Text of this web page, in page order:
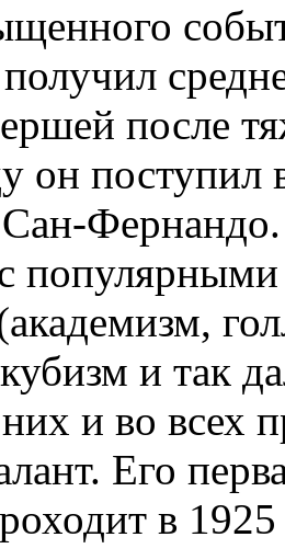
после
он
популярными
и так
и во всех
Его
в